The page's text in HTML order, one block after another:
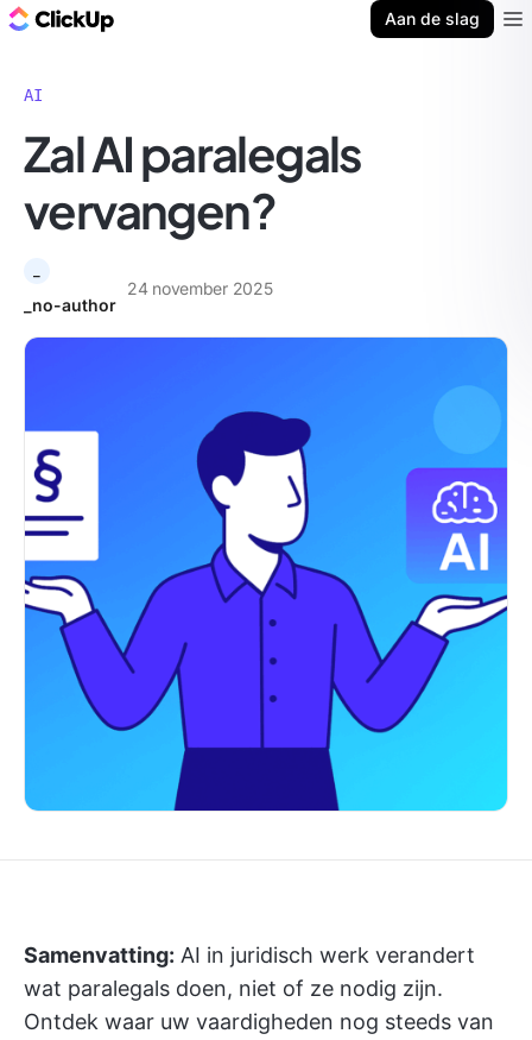
Aan de slag
AI
Zal AI paralegals
vervangen?
_no-author
24 november 2025
Samenvatting: AI in juridisch werk verandert
wat paralegals doen, niet of ze nodig zijn.
Ontdek waar uw vaardigheden nog steeds van